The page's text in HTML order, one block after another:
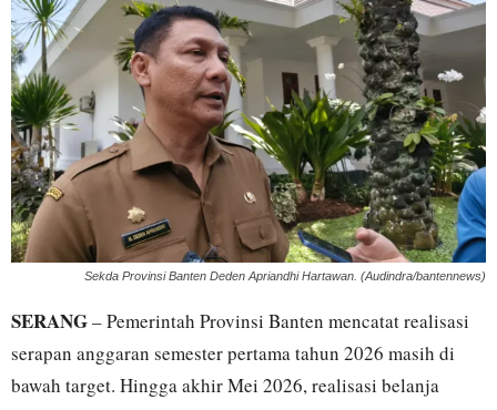
Sekda Provinsi Banten Deden Apriandhi Hartawan. (Audindra/bantennews)
SERANG– Pemerintah Provinsi Banten mencatat realisasi
serapan anggaran semester pertama tahun 2026 masih di
bawah target. Hingga akhir Mei 2026, realisasi belanja